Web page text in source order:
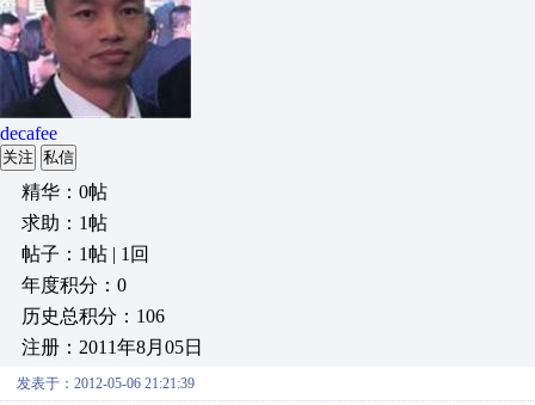
decafee
关注 私信
精华：0帖
求助：1帖
帖子：1帖 | 1回
年度积分：0
历史总积分：106
注册：2011年8月05日
发表于：2012-05-06 21:21:39